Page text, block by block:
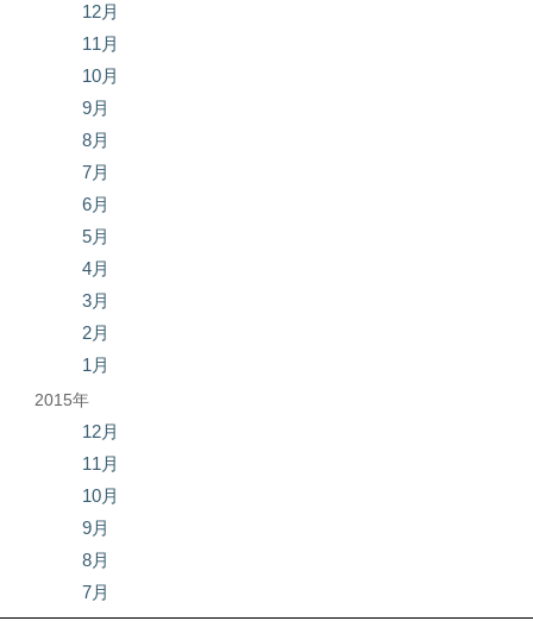
12月
11月
10月
9月
8月
7月
6月
5月
4月
3月
2月
1月
2015年
12月
11月
10月
9月
8月
7月